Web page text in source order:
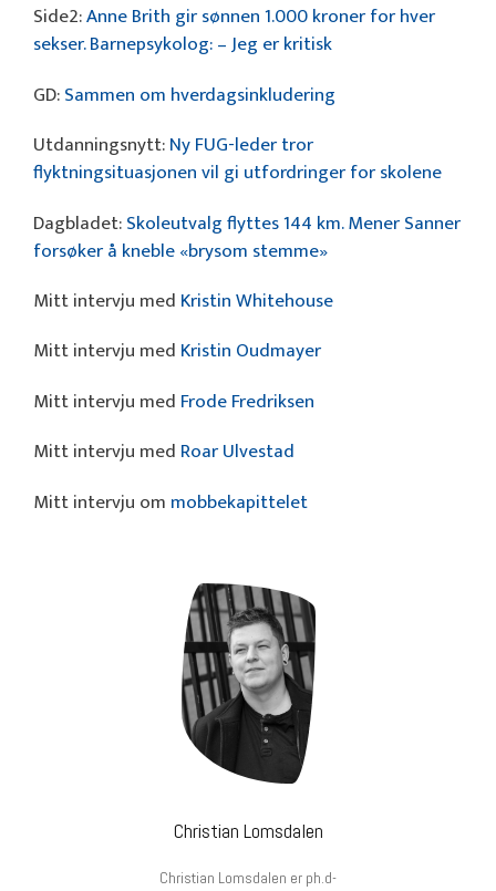
Side2:Anne Brith gir sønnen 1.000 kroner for hver
sekser. Barnepsykolog: – Jeg er kritisk
GD:Sammen om hverdagsinkludering
Utdanningsnytt:Ny FUG-leder tror
flyktningsituasjonen vil gi utfordringer for skolene
Dagbladet:Skoleutvalg flyttes 144 km. Mener Sanner
forsøker å kneble «brysom stemme»
Mitt intervju med Kristin Whitehouse
Mitt intervju med Kristin Oudmayer
Mitt intervju med Frode Fredriksen
Mitt intervju med Roar Ulvestad
Mitt intervju om mobbekapittelet
Christian Lomsdalen
Christian Lomsdalen er ph.d-